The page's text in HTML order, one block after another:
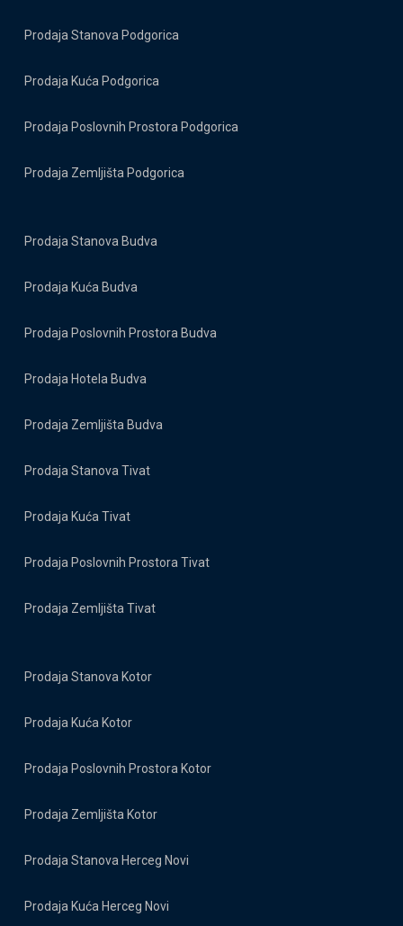
Prodaja Stanova Podgorica
Prodaja Kuća Podgorica
Prodaja Poslovnih Prostora Podgorica
Prodaja Zemljišta Podgorica
Prodaja Stanova Budva
Prodaja Kuća Budva
Prodaja Poslovnih Prostora Budva
Prodaja Hotela Budva
Prodaja Zemljišta Budva
Prodaja Stanova Tivat
Prodaja Kuća Tivat
Prodaja Poslovnih Prostora Tivat
Prodaja Zemljišta Tivat
Prodaja Stanova Kotor
Prodaja Kuća Kotor
Prodaja Poslovnih Prostora Kotor
Prodaja Zemljišta Kotor
Prodaja Stanova Herceg Novi
Prodaja Kuća Herceg Novi